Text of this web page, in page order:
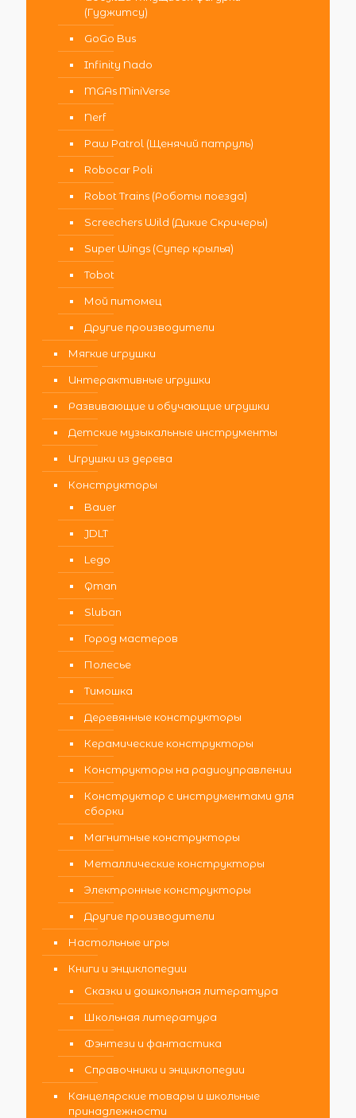
(Гуджитсу)
GoGo Bus
Infinity Nado
MGAs MiniVerse
Nerf
Paw Patrol (Щенячий патруль)
Robocar Poli
Robot Trains (Роботы поезда)
Screechers Wild (Дикие Скричеры)
Super Wings (Супер крылья)
Tobot
Мой питомец
Другие производители
Мягкие игрушки
Интерактивные игрушки
Развивающие и обучающие игрушки
Детские музыкальные инструменты
Игрушки из дерева
Конструкторы
Bauer
JDLT
Lego
Qman
Sluban
Город мастеров
Полесье
Тимошка
Деревянные конструкторы
Керамические конструкторы
Конструкторы на радиоуправлении
Конструктор с инструментами для
сборки
Магнитные конструкторы
Металлические конструкторы
Электронные конструкторы
Другие производители
Настольные игры
Книги и энциклопедии
Сказки и дошкольная литература
Школьная литература
Фэнтези и фантастика
Справочники и энциклопедии
Канцелярские товары и школьные
принадлежности